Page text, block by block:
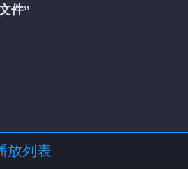
件”
放列表